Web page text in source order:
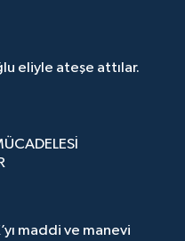
eliyle ateşe attılar.
maddi ve manevi